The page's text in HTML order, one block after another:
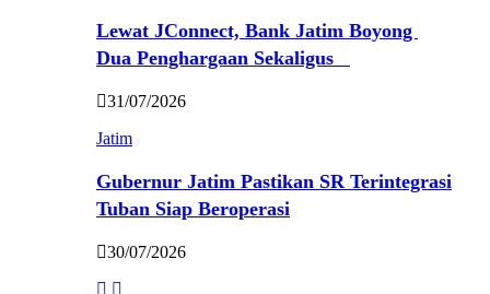
Lewat JConnect, Bank Jatim Boyong
Dua Penghargaan Sekaligus
31/07/2026
Jatim
Gubernur Jatim Pastikan SR Terintegrasi
Tuban Siap Beroperasi
30/07/2026